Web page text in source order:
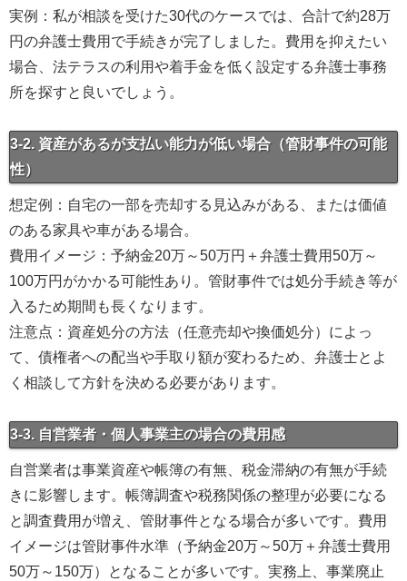
実例：私が相談を受けた30代のケースでは、合計で約28万
円の弁護士費用で手続きが完了しました。費用を抑えたい
場合、法テラスの利用や着手金を低く設定する弁護士事務
所を探すと良いでしょう。
3-2. 資産があるが支払い能力が低い場合（管財事件の可能
性）
想定例：自宅の一部を売却する見込みがある、または価値
のある家具や車がある場合。
費用イメージ：予納金20万～50万円＋弁護士費用50万～
100万円がかかる可能性あり。管財事件では処分手続き等が
入るため期間も長くなります。
注意点：資産処分の方法（任意売却や換価処分）によっ
て、債権者への配当や手取り額が変わるため、弁護士とよ
く相談して方針を決める必要があります。
3-3. 自営業者・個人事業主の場合の費用感
自営業者は事業資産や帳簿の有無、税金滞納の有無が手続
きに影響します。帳簿調査や税務関係の整理が必要になる
と調査費用が増え、管財事件となる場合が多いです。費用
イメージは管財事件水準（予納金20万～50万＋弁護士費用
50万～150万）となることが多いです。実務上、事業廃止